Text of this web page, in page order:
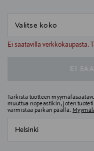
Ei saatavilla verkkokaupasta.
null
Tarkista tuotteen
muuttua nopeastikin, joten
varmistaa paikan päällä.
Helsinki